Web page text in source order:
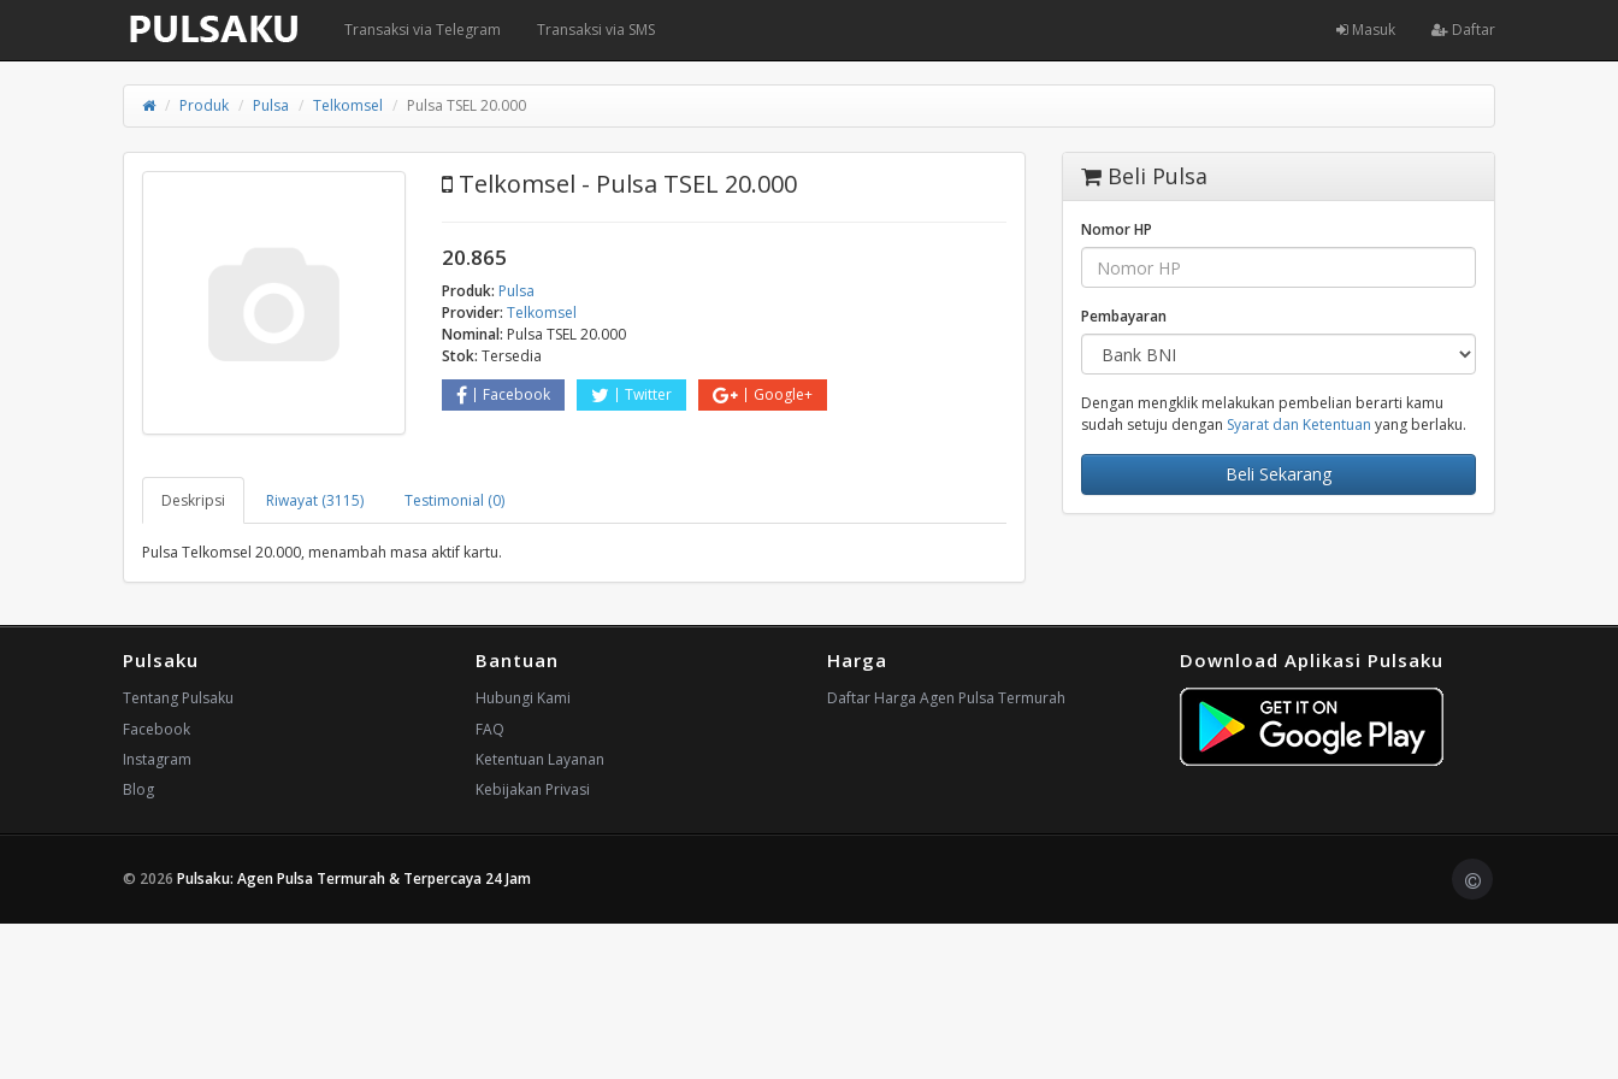
Transaksi via Telegram Transaksi via SMS Masuk Daftar
Produk Pulsa Telkomsel Pulsa TSEL 20.000
Telkomsel - Pulsa TSEL 20.000
20.865
Produk: Pulsa
Provider: Telkomsel
Nominal: Pulsa TSEL 20.000
Stok: Tersedia
Facebook
Twitter Google+
Deskripsi Riwayat (3115) Testimonial (0)
Pulsa Telkomsel 20.000, menambah masa aktif kartu.
Beli Pulsa
Nomor HP
Pembayaran
Dengan mengklik melakukan pembelian berarti kamu
sudah setuju dengan Syarat dan Ketentuan yang berlaku.
Beli Sekarang
Pulsaku
Tentang Pulsaku
Facebook
Instagram
Blog
Bantuan
Hubungi Kami
FAQ
Ketentuan Layanan
Kebijakan Privasi
Harga
Daftar Harga Agen Pulsa Termurah
Download Aplikasi Pulsaku
© 2026 Pulsaku: Agen Pulsa Termurah & Terpercaya 24 Jam